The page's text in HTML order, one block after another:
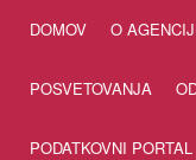
DOMOV O
POSVETOVANJA
PODATKOVNI PORTAL